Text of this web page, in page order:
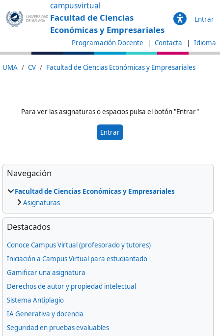
Saltar al contenido principal
campusvirtual
Facultad de Ciencias
Económicas y Empresariales
Entrar
Programación Docente Contacta Idioma
UMA CV Facultad de Ciencias Económicas y Empresariales
Para ver las asignaturas o espacios pulsa el botón "Entrar"
Entrar
Bloques
Omitir Navegación
Navegación
Facultad de Ciencias Económicas y Empresariales
Asignaturas
Omitir Destacados
Destacados
Conoce Campus Virtual (profesorado y tutores)
Iniciación a Campus Virtual para estudiantado
Gamificar una asignatura
Derechos de autor y propiedad intelectual
Sistema Antiplagio
IA Generativa y docencia
Seguridad en pruebas evaluables